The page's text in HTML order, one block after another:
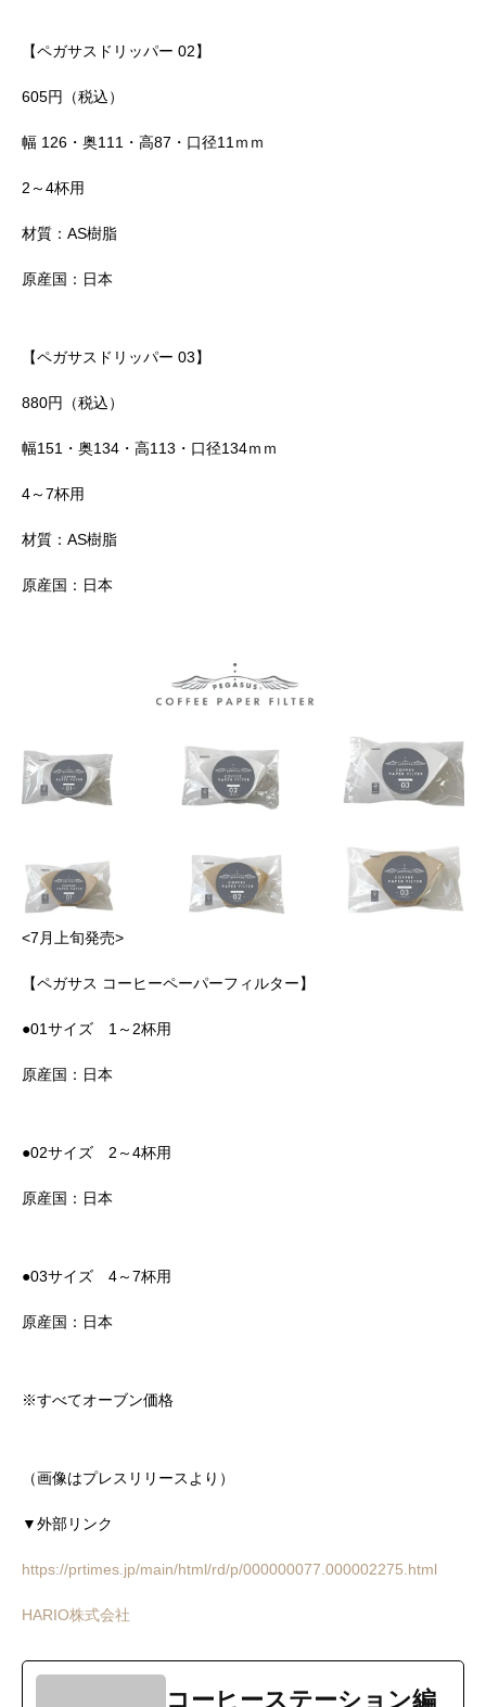
【ペガサスドリッパー 02】
605円（税込）
幅 126・奥111・高87・口径11ｍｍ
2～4杯用
材質：AS樹脂
原産国：日本
【ペガサスドリッパー 03】
880円（税込）
幅151・奥134・高113・口径134ｍｍ
4～7杯用
材質：AS樹脂
原産国：日本
<7月上旬発売>
【ペガサス コーヒーペーパーフィルター】
●01サイズ 1～2杯用
原産国：日本
●02サイズ 2～4杯用
原産国：日本
●03サイズ 4～7杯用
原産国：日本
※すべてオーブン価格
（画像はプレスリリースより）
▼外部リンク
https://prtimes.jp/main/html/rd/p/000000077.000002275.html
HARIO株式会社
コーヒーステーション編